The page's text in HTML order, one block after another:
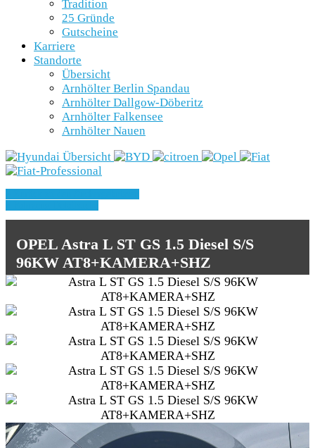
Tradition
25 Gründe
Gutscheine
Karriere
Standorte
Übersicht
Arnhölter Berlin Spandau
Arnhölter Dallgow-Döberitz
Arnhölter Falkensee
Arnhölter Nauen
OPEL Astra L ST GS 1.5 Diesel S/S
96KW AT8+KAMERA+SHZ